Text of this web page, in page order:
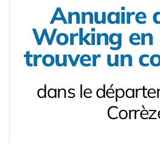
Annuaire
Working en
trouver un
dans le